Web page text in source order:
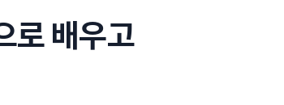
로 배우고